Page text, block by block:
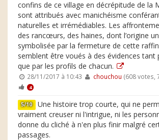
confins de ce village en décrépitude de la
sont attribués avec manichéisme
naturelles et irrémédiables. Les
des rancœurs, des haines, dont l’origine
symbolisée par la fermeture de cette
semblent être voués à des évidences tant
que par les profils de chacun.
28/11/2017 à 10:43 chouchou (608 votes,
4
5/10 Une histoire trop courte, qui ne
vraiment creuser ni l'intrigue, ni les
donne du cliché à n'en plus finir malgré
passages.